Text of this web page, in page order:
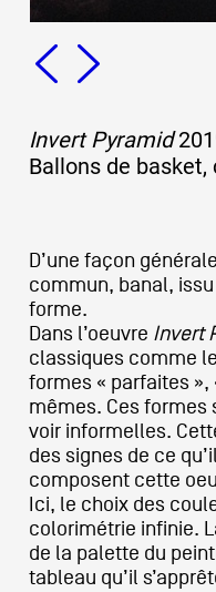
Invert Pyramid
Ballons de
D’une façon
commun, banal,
forme.
Dans l’oeuvre Invert
classiques comme
formes « parfaites »,
mêmes. Ces
voir informelles.
des signes de ce
composent cette
Ici, le choix des
colorimétrie infinie.
de la palette du
tableau qu’il